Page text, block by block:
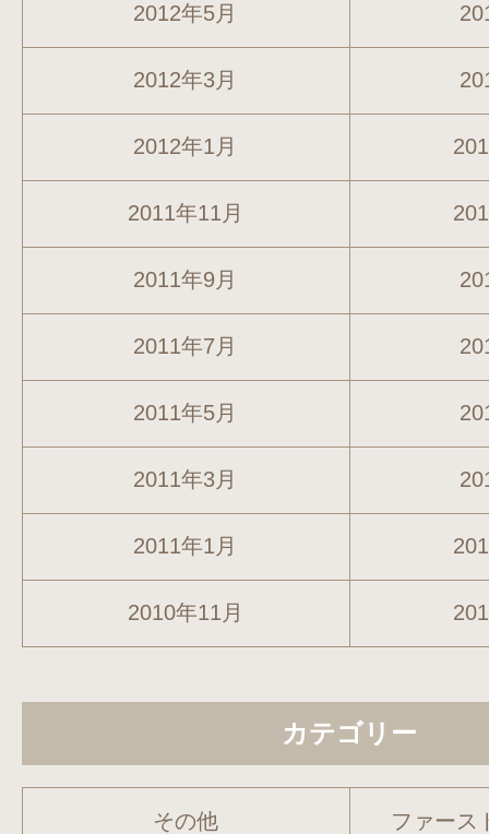
2012年5月
2012年3月
2012年1月
2011年11月
2011年9月
2011年7月
2011年5月
2011年3月
2011年1月
2010年11月
カテゴリー
その他 ファース